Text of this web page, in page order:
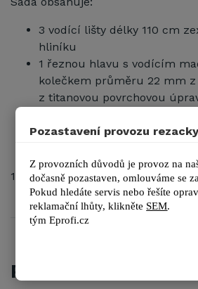
3 vodící lišty délky 110 cm
hliníku
1 řeznou hlavu s vodícím
kolečkem průměru 22 mm
z titanovou povrchovou
2 přísavky na zafixování
18911
PŘÍSLUŠENSTVÍ
Pozastavení provozu
Z provozních důvodů je provoz na
dočasně pozastaven, omlouváme se
Pokud hledáte servis nebo řešíte
reklamační lhůty, klikněte SEM.
tým Eprofi.cz